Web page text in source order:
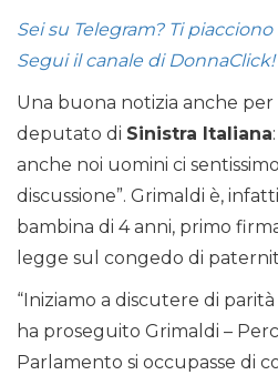
Sei su Telegram? Ti
Segui il canale di
Una buona notizia anche per
deputato di Sinistra Italiana
anche noi uomini ci
discussione”. Grimaldi è,
bambina di 4 anni, primo
legge sul congedo di
“Iniziamo a discutere di
ha proseguito Grimaldi –
Parlamento si occupasse di